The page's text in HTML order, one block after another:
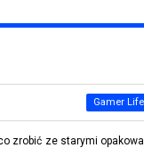
Gamer
zrobić ze starymi